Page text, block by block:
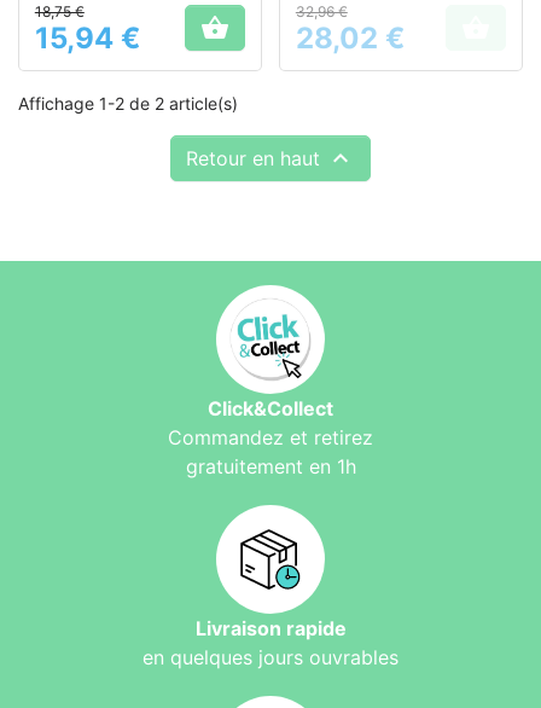
chats
Prix
18,75 €
15,94 €  Prix
32,96 €
28,02 €
Affichage 1-2 de 2 article(s)
Retour en haut 
Click&Collect
Commandez et retirez
gratuitement en 1h
Livraison rapide
en quelques jours ouvrables